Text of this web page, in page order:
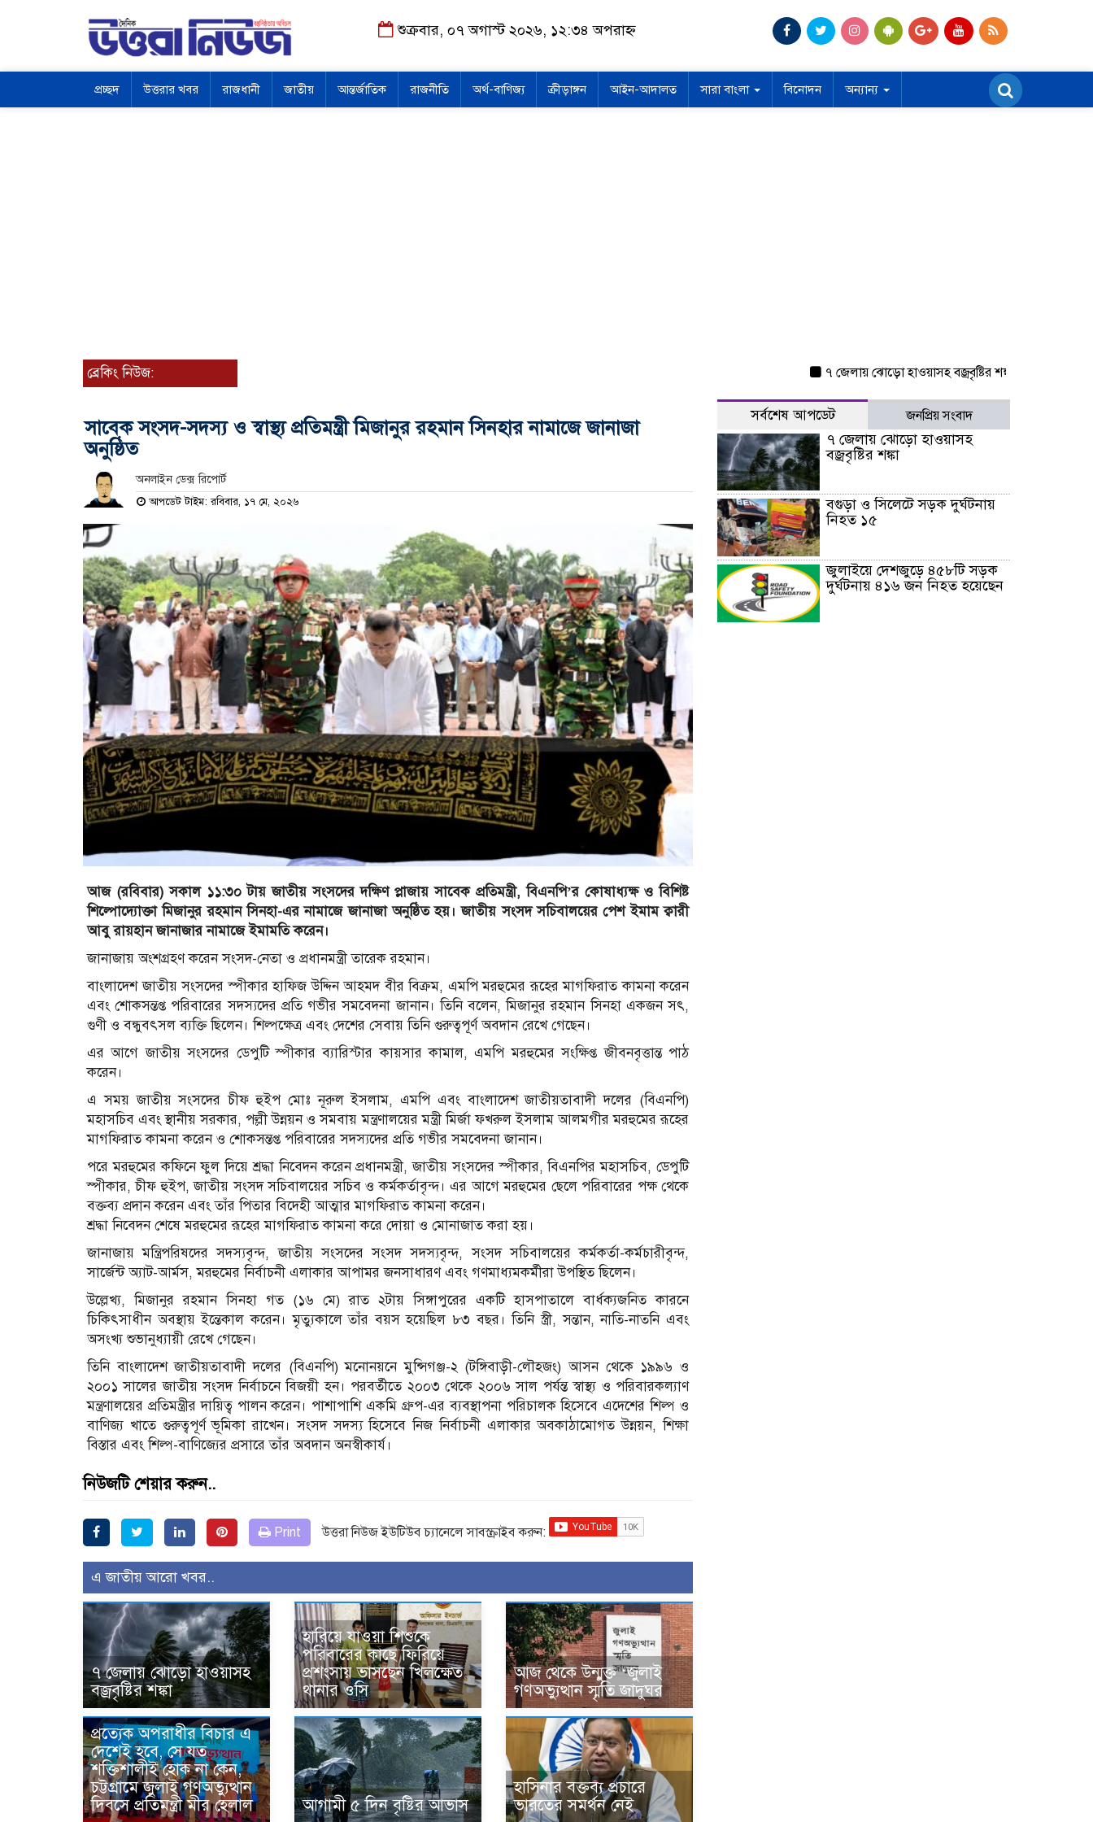
শুক্রবার, ০৭ অগাস্ট ২০২৬, ১২:৩৪ অপরাহ্ন
প্রচ্ছদ উত্তরার খবর রাজধানী জাতীয় আন্তর্জাতিক রাজনীতি অর্থ-বাণিজ্য ক্রীড়াঙ্গন আইন-আদালত সারা বাংলা বিনোদন অন্যান্য
ব্রেকিং নিউজ: ৭ জেলায় ঝোড়ো হাওয়াসহ বজ্রবৃষ্টির শঙ্কা বগুড়া ও সিলেটে
সাবেক সংসদ-সদস্য ও স্বাস্থ্য প্রতিমন্ত্রী মিজানুর রহমান সিনহার নামাজে জানাজা
অনুষ্ঠিত
অনলাইন ডেক্স রিপোর্ট
আপডেট টাইম: রবিবার, ১৭ মে, ২০২৬
আজ (রবিবার) সকাল ১১:৩০ টায় জাতীয় সংসদের দক্ষিণ প্লাজায় সাবেক প্রতিমন্ত্রী, বিএনপি’র কোষাধ‌্যক্ষ ও বিশিষ্ট
শিল্পোদ‌্যোক্তা মিজানুর রহমান সিনহা-এর নামাজে জানাজা অনুষ্ঠিত হয়। জাতীয় সংসদ সচিবালয়ের পেশ ইমাম ক্বারী
আবু রায়হান জানাজার নামাজে ইমামতি করেন।
জানাজায় অংশগ্রহণ করেন সংসদ-নেতা ও প্রধানমন্ত্রী তারেক রহমান।
বাংলাদেশ জাতীয় সংসদের স্পীকার হাফিজ উদ্দিন আহমদ বীর বিক্রম, এমপি মরহুমের রূহের মাগফিরাত কামনা করেন
এবং শোকসন্তপ্ত পরিবারের সদস্যদের প্রতি গভীর সমবেদনা জানান। তিনি বলেন, মিজানুর রহমান সিনহা একজন সৎ,
গুণী ও বন্ধুবৎসল ব্যক্তি ছিলেন। শিল্পক্ষেত্র এবং দেশের সেবায় তিনি গুরুত্বপূর্ণ অবদান রেখে গেছেন।
এর আগে জাতীয় সংসদের ডেপুটি স্পীকার ব্যারিস্টার কায়সার কামাল, এমপি মরহুমের সংক্ষিপ্ত জীবনবৃত্তান্ত পাঠ
করেন।
এ সময় জাতীয় সংসদের চীফ হুইপ মোঃ নূরুল ইসলাম, এমপি এবং বাংলাদেশ জাতীয়তাবাদী দলের (বিএনপি)
মহাসচিব এবং স্থানীয় সরকার, পল্লী উন্নয়ন ও সমবায় মন্ত্রণালয়ের মন্ত্রী মির্জা ফখরুল ইসলাম আলমগীর মরহুমের রূহের
মাগফিরাত কামনা করেন ও শোকসন্তপ্ত পরিবারের সদস্যদের প্রতি গভীর সমবেদনা জানান।
পরে মরহুমের কফিনে ফুল দিয়ে শ্রদ্ধা নিবেদন করেন প্রধানমন্ত্রী, জাতীয় সংসদের স্পীকার, বিএনপির মহাসচিব, ডেপুটি
স্পীকার, চীফ হুইপ, জাতীয় সংসদ সচিবালয়ের সচিব ও কর্মকর্তাবৃন্দ। এর আগে মরহুমের ছেলে পরিবারের পক্ষ থেকে
বক্তব্য প্রদান করেন এবং তাঁর পিতার বিদেহী আত্মার মাগফিরাত কামনা করেন।
শ্রদ্ধা নিবেদন শেষে মরহুমের রূহের মাগফিরাত কামনা করে দোয়া ও মোনাজাত করা হয়।
জানাজায় মন্ত্রিপরিষদের সদস্যবৃন্দ, জাতীয় সংসদের সংসদ সদস্যবৃন্দ, সংসদ সচিবালয়ের কর্মকর্তা-কর্মচারীবৃন্দ,
সার্জেন্ট অ্যাট-আর্মস, মরহুমের নির্বাচনী এলাকার আপামর জনসাধারণ এবং গণমাধ্যমকর্মীরা উপস্থিত ছিলেন।
উল্লেখ্য, মিজানুর রহমান সিনহা গত (১৬ মে) রাত ২টায় সিঙ্গাপুরের একটি হাসপাতালে বার্ধক্যজনিত কারনে
চিকিৎসাধীন অবস্থায় ইন্তেকাল করেন। মৃত্যুকালে তাঁর বয়স হয়েছিল ৮৩ বছর। তিনি স্ত্রী, সন্তান, নাতি-নাতনি এবং
অসংখ্য শুভানুধ্যায়ী রেখে গেছেন।
তিনি বাংলাদেশ জাতীয়তাবাদী দলের (বিএনপি) মনোনয়নে মুন্সিগঞ্জ-২ (টঙ্গিবাড়ী-লৌহজং) আসন থেকে ১৯৯৬ ও
২০০১ সালের জাতীয় সংসদ নির্বাচনে বিজয়ী হন। পরবর্তীতে ২০০৩ থেকে ২০০৬ সাল পর্যন্ত স্বাস্থ্য ও পরিবারকল্যাণ
মন্ত্রণালয়ের প্রতিমন্ত্রীর দায়িত্ব পালন করেন। পাশাপাশি একমি গ্রুপ-এর ব্যবস্থাপনা পরিচালক হিসেবে এদেশের শিল্প ও
বাণিজ্য খাতে গুরুত্বপূর্ণ ভূমিকা রাখেন। সংসদ সদস্য হিসেবে নিজ নির্বাচনী এলাকার অবকাঠামোগত উন্নয়ন, শিক্ষা
বিস্তার এবং শিল্প-বাণিজ্যের প্রসারে তাঁর অবদান অনস্বীকার্য।
নিউজটি শেয়ার করুন..
Print উত্তরা নিউজ ইউটিউব চ্যানেলে সাবস্ক্রাইব করুন:
এ জাতীয় আরো খবর..
৭ জেলায় ঝোড়ো হাওয়াসহ
বজ্রবৃষ্টির শঙ্কা
হারিয়ে যাওয়া শিশুকে
পরিবারের কাছে ফিরিয়ে
প্রশংসায় ভাসছেন খিলক্ষেত
থানার ওসি
আজ থেকে উন্মুক্ত ‘জুলাই
গণঅভ্যুত্থান স্মৃতি জাদুঘর
প্রত্যেক অপরাধীর বিচার এ
দেশেই হবে, সে যত
শক্তিশালীই হোক না কেন,
চট্টগ্রামে জুলাই গণঅভ্যুত্থান
দিবসে প্রতিমন্ত্রী মীর হেলাল
আগামী ৫ দিন বৃষ্টির আভাস
হাসিনার বক্তব্য প্রচারে
ভারতের সমর্থন নেই
সর্বশেষ আপডেট জনপ্রিয় সংবাদ
৭ জেলায় ঝোড়ো হাওয়াসহ
বজ্রবৃষ্টির শঙ্কা
বগুড়া ও সিলেটে সড়ক দুর্ঘটনায়
নিহত ১৫
জুলাইয়ে দেশজুড়ে ৪৫৮টি সড়ক
দুর্ঘটনায় ৪১৬ জন নিহত হয়েছেন